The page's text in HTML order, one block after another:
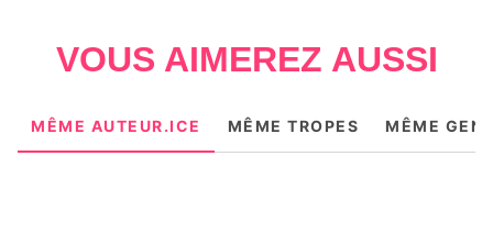
VOUS AIMEREZ AUSSI
MÊME AUTEUR.ICE MÊME TROPES MÊME